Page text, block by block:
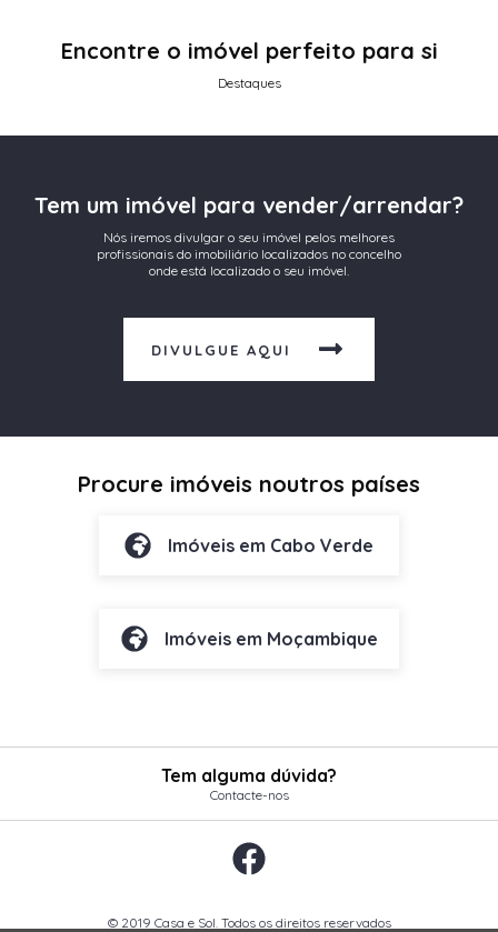
Encontre o imóvel perfeito para si
Destaques
Tem um imóvel para vender/arrendar?
Nós iremos divulgar o seu imóvel pelos melhores
profissionais do imobiliário localizados no concelho
onde está localizado o seu imóvel.
DIVULGUE AQUI
Procure imóveis noutros países
Imóveis em Cabo Verde
Imóveis em Moçambique
© 2019 Casa e Sol. Todos os direitos reservados
Tem alguma dúvida?
Contacte-nos